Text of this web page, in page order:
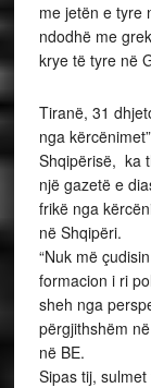
me jetën e tyre
ndodhë me
krye të tyre në
Tiranë, 31
nga
Shqipërisë, ka
një gazetë e
frikë nga
në Shqipëri.
“Nuk më
formacion i ri
sheh nga
përgjithshëm
në BE.
Sipas tij,